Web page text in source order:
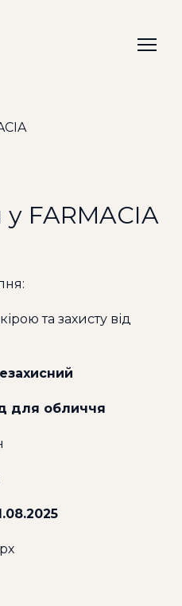
у FARMACIA
та захисту від
для обличчя